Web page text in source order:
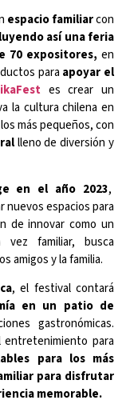
espacio familiarcon
así una feria
70 expositores, en
para apoyar el
es crear un
la cultura chilena en
más pequeños, con
lleno de diversión y
en el año 2023,
nuevos espacios para
de innovar como un
familiar, busca
amigos y la familia.
, el festival contará
en un patio de
gastronómicas.
entretenimiento para
para los más
para disfrutar
memorable.